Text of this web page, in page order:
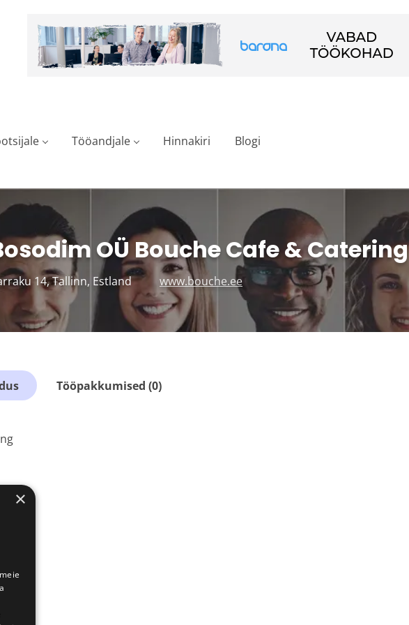
Tööandjale Hinnakiri Blogi
OÜ Bouche Cafe & Catering
14, Tallinn, Estland www.bouche.ee
Tööpakkumised (0)
×